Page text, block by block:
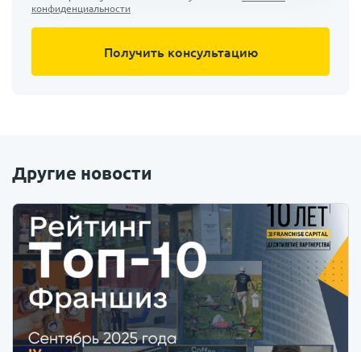
конфиденциальности
Другие новости